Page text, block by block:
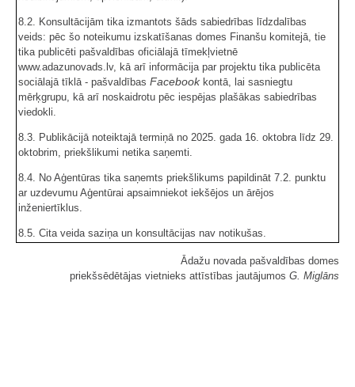
8.2. Konsultācijām tika izmantots šāds sabiedrības līdzdalības
veids: pēc šo noteikumu izskatīšanas domes Finanšu komitejā, tie
tika publicēti pašvaldības oficiālajā tīmekļvietnē
www.adazunovads.lv, kā arī informācija par projektu tika publicēta
sociālajā tīklā - pašvaldības Facebookkontā, lai sasniegtu
mērķgrupu, kā arī noskaidrotu pēc iespējas plašākas sabiedrības
viedokli.
8.3. Publikācijā noteiktajā termiņā no 2025. gada 16. oktobra līdz 29.
oktobrim, priekšlikumi netika saņemti.
8.4. No Aģentūras tika saņemts priekšlikums papildināt 7.2. punktu
ar uzdevumu Aģentūrai apsaimniekot iekšējos un ārējos
inženiertīklus.
8.5. Cita veida saziņa un konsultācijas nav notikušas.
Ādažu novada pašvaldības domes
priekšsēdētājas vietnieks attīstības jautājumos G. Miglāns